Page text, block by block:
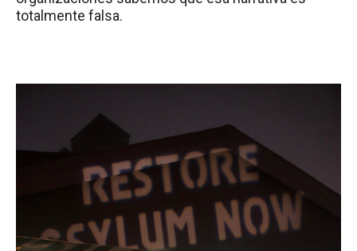
totalmente falsa.